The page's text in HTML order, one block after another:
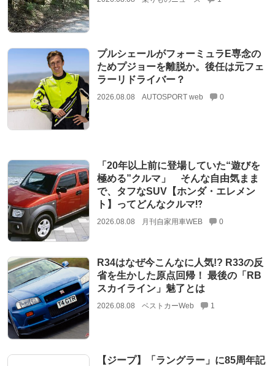
プルシェールがフォーミュラE専念の
ためプジョーを離脱か。後任は元フェ
ラーリドライバー？
2026.08.08 AUTOSPORT web 0
「20年以上前に登場していた“遊びを
極める”クルマ」 そんな自由気まま
で、タフなSUV【ホンダ・エレメン
ト】ってどんなクルマ⁉︎
2026.08.08 月刊自家用車WEB 0
R34はなぜ今こんなに人気!? R33の反
省を生かした原点回帰！ 最後の「RB
スカイライン」魅了とは
2026.08.08 ベストカーWeb 1
【ジープ】「ラングラー」に85周年記